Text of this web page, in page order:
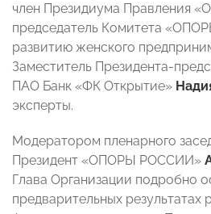
член Президиума Правления
председатель Комитета
развитию женского
Заместитель Президента-
ПАО Банк «ФК Открытие»
эксперты.
Модератором пленарного
Президент «ОПОРЫ РОССИИ»
Глава Организации подробно
предварительных результатах